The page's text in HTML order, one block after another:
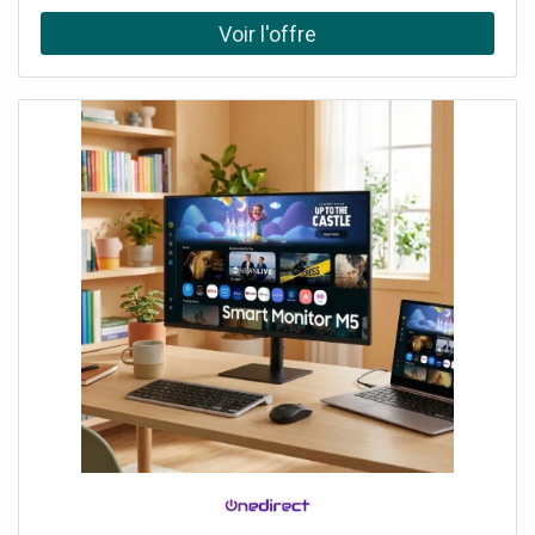
ensuite les connecter à l'application Tuya pour profiter de
leur aspect connecté. Pour réaliser l'appairage, suivez
simplement les consignes de la notice incluse dans la
votre éclairage depuis votre téléphone, avec le lot
deProjecteurs LED Connectés WiFi RGBW 20W IP44 avec
Détecteur de Mouvement! L'application Tuya Smart
permet à vos luminaires de créer une ambiance selon vos
envies. En effet, vous pouvez modifier leur luminosité à
votre guise, opter pour de la couleur grâce à la
technologie RGB qui leur permet de varier entre une
infinité de couleurs. D'autres fonctionnalités sont
disponibles comme la détection de mouvement qui
permet aux projecteurs de s'allumer dès qu'ils détectent
un déplacement. De plus, vous pouvez programmer les
horaires d'allumage ainsi que vos couleurs de lumière
préférées, les modes de changement de lumière ou les
vitesses de changement par lumière. UN PRODUIT DESIGN
DE QUALITÉ Ces projecteurs de 20W sont fabriqués en
matériau robuste qui sert à optimiser la dissipation de la